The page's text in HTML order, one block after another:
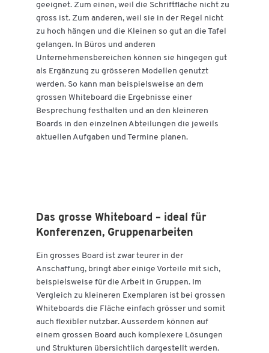
geeignet. Zum einen, weil die Schriftfläche nicht zu
gross ist. Zum anderen, weil sie in der Regel nicht
zu hoch hängen und die Kleinen so gut an die Tafel
gelangen. In Büros und anderen
Unternehmensbereichen können sie hingegen gut
als Ergänzung zu grösseren Modellen genutzt
werden. So kann man beispielsweise an dem
grossen Whiteboard die Ergebnisse einer
Besprechung festhalten und an den kleineren
Boards in den einzelnen Abteilungen die jeweils
aktuellen Aufgaben und Termine planen.
Das grosse Whiteboard – ideal für
Konferenzen, Gruppenarbeiten
Ein grosses Board ist zwar teurer in der
Anschaffung, bringt aber einige Vorteile mit sich,
beispielsweise für die Arbeit in Gruppen. Im
Vergleich zu kleineren Exemplaren ist bei grossen
Whiteboards die Fläche einfach grösser und somit
auch flexibler nutzbar. Ausserdem können auf
einem grossen Board auch komplexere Lösungen
und Strukturen übersichtlich dargestellt werden.